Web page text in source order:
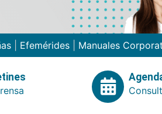
Efemérides Manuales